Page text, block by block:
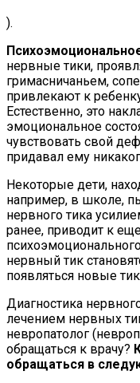
).
нервные тики,
гримасничаньем,
привлекают к
Естественно, это
эмоциональное
чувствовать свой
придавал ему
Некоторые дети,
например, в школе,
нервного тика
ранее, приводит к
нервный тик
появляться новые
Диагностика
лечением нервных
невропатолог
обращаться к врачу?
обращаться в